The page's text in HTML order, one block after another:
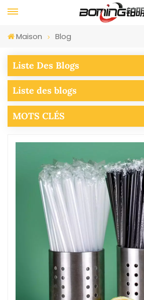
Maison Blog
Liste Des Blogs
Liste des blogs
MOTS CLÉS